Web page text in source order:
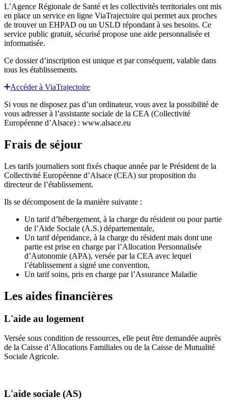
L’Agence Régionale de Santé et les collectivités territoriales ont mis
en place un service en ligne ViaTrajectoire qui permet aux proches
de trouver un EHPAD ou un USLD répondant à ses besoins. Ce
service public gratuit, sécurisé propose une aide personnalisée et
informatisée.
Ce dossier d’inscription est unique et par conséquent, valable dans
tous les établissements.
Accéder à ViaTrajectoire
Si vous ne disposez pas d’un ordinateur, vous avez la possibilité de
vous adresser à l’assistante sociale de la CEA (Collectivité
Européenne d’Alsace) : www.alsace.eu
Frais de séjour
Les tarifs journaliers sont fixés chaque année par le Président de la
Collectivité Européenne d’Alsace (CEA) sur proposition du
directeur de l’établissement.
Ils se décomposent de la manière suivante :
Un tarif d’hébergement, à la charge du résident ou pour partie
de l’Aide Sociale (A.S.) départementale,
Un tarif dépendance, à la charge du résident mais dont une
partie est prise en charge par l’Allocation Personnalisée
d’Autonomie (APA), versée par la CEA avec lequel
l’établissement a signé une convention,
Un tarif soins, pris en charge par l’Assurance Maladie
Les aides financières
L'aide au logement
Versée sous condition de ressources, elle peut être demandée auprès
de la Caisse d’Allocations Familiales ou de la Caisse de Mutualité
Sociale Agricole.
L'aide sociale (AS)